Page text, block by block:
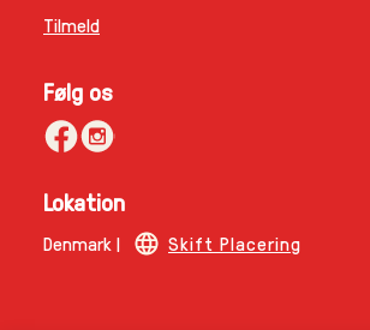
Tilmeld
Følg os
Lokation
Denmark | Skift Placering